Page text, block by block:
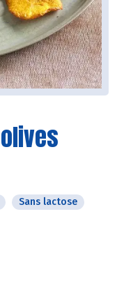
Sans lactose